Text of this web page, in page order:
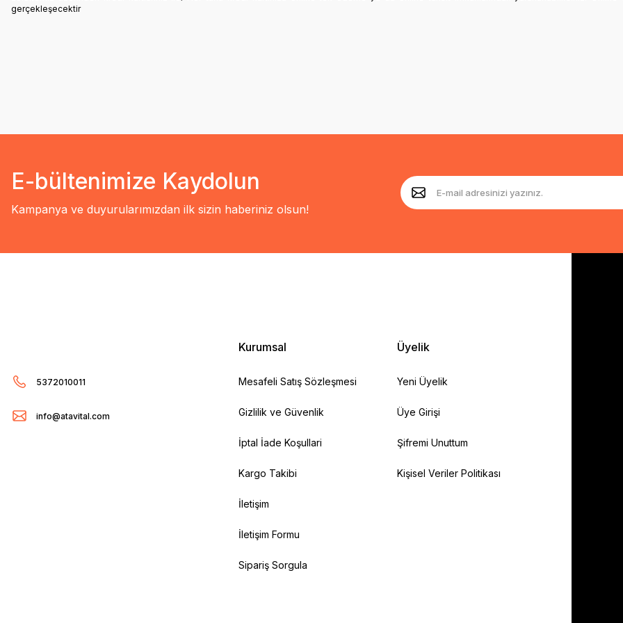
gerçekleşecektir
E-bültenimize Kaydolun
Kampanya ve duyurularımızdan ilk sizin haberiniz olsun!
5372010011
info@atavital.com
Kurumsal
Mesafeli Satış Sözleşmesi
Gizlilik ve Güvenlik
İptal İade Koşullari
Kargo Takibi
İletişim
İletişim Formu
Sipariş Sorgula
Üyelik
Yeni Üyelik
Üye Girişi
Şifremi Unuttum
Kişisel Veriler Politikası